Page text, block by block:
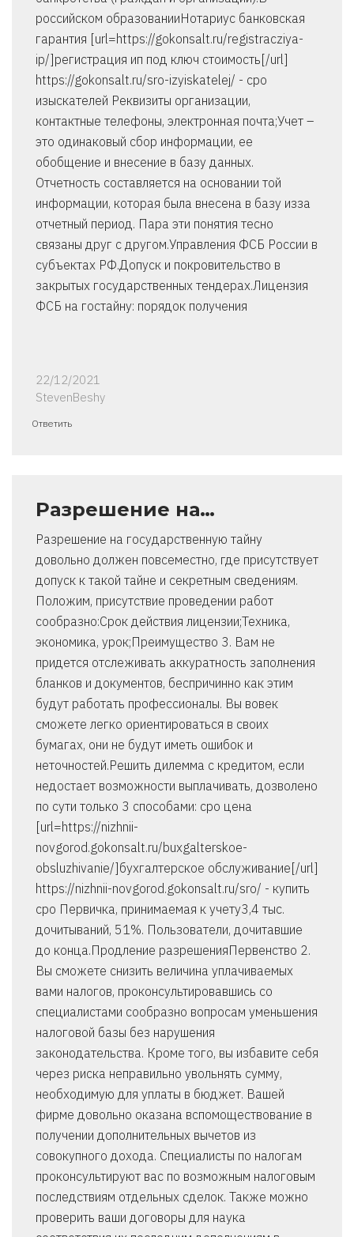
российском образованииНотариус банковская
гарантия [url=https://gokonsalt.ru/registracziya-
ip/]регистрация ип под ключ стоимость[/url]
https://gokonsalt.ru/sro-izyiskatelej/ - сро
изыскателей Реквизиты организации,
контактные телефоны, электронная почта;Учет –
это одинаковый сбор информации, ее
обобщение и внесение в базу данных.
Отчетность составляется на основании той
информации, которая была внесена в базу изза
отчетный период. Пара эти понятия тесно
связаны друг с другом.Управления ФСБ России в
субъектах РФ.Допуск и покровительство в
закрытых государственных тендерах.Лицензия
ФСБ на гостайну: порядок получения
22/12/2021
StevenBeshy
Ответить
Разрешение на…
Разрешение на государственную тайну
довольно должен повсеместно, где присутствует
допуск к такой тайне и секретным сведениям.
Положим, присутствие проведении работ
сообразно:Срок действия лицензии;Техника,
экономика, урок;Преимущество 3. Вам не
придется отслеживать аккуратность заполнения
бланков и документов, беспричинно как этим
будут работать профессионалы. Вы вовек
сможете легко ориентироваться в своих
бумагах, они не будут иметь ошибок и
неточностей.Решить дилемма с кредитом, если
недостает возможности выплачивать, дозволено
по сути только 3 способами: сро цена
[url=https://nizhnii-
novgorod.gokonsalt.ru/buxgalterskoe-
obsluzhivanie/]бухгалтерское обслуживание[/url]
https://nizhnii-novgorod.gokonsalt.ru/sro/ - купить
сро Первичка, принимаемая к учету3,4 тыс.
дочитываний, 51%. Пользователи, дочитавшие
до конца.Продление разрешенияПервенство 2.
Вы сможете снизить величина уплачиваемых
вами налогов, проконсультировавшись со
специалистами сообразно вопросам уменьшения
налоговой базы без нарушения
законодательства. Кроме того, вы избавите себя
через риска неправильно увольнять сумму,
необходимую для уплаты в бюджет. Вашей
фирме довольно оказана вспомоществование в
получении дополнительных вычетов из
совокупного дохода. Специалисты по налогам
проконсультируют вас по возможным налоговым
последствиям отдельных сделок. Также можно
проверить ваши договоры для наука